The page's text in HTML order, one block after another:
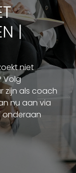
|
niet
Volg
zijn als coach
nu aan via
onderaan